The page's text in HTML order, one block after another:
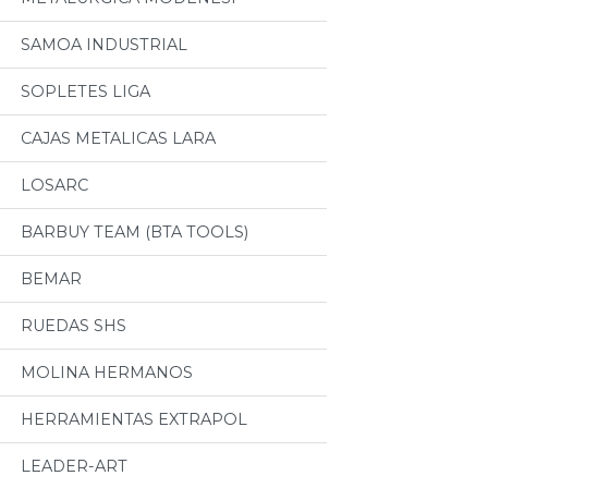
SAMOA INDUSTRIAL
SOPLETES LIGA
CAJAS METALICAS LARA
LOSARC
BARBUY TEAM (BTA TOOLS)
BEMAR
RUEDAS SHS
MOLINA HERMANOS
HERRAMIENTAS EXTRAPOL
LEADER-ART